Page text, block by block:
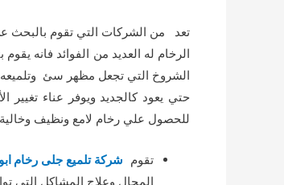
تعد من الشركات التي تقوم بالبحث
الرخام له العديد من الفوائد فانه
الشروخ التي تجعل مظهر سئ
حتي يعود كالجديد ويوفر عناء تغيير
للحصول علي رخام لامع ونظيف
تقوم شركة تلميع جلى رخام
المجال وعلاج المشاكل التي